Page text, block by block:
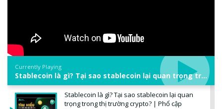
Currently Playing
Stablecoin là gì? Tại sao stablecoin lại quan trọng trong thị trường crypto? | Phổ cập Blockchain
Stablecoin là gì? Tại sao stablecoin lại quan
trọng trong thị trường crypto? | Phổ cập